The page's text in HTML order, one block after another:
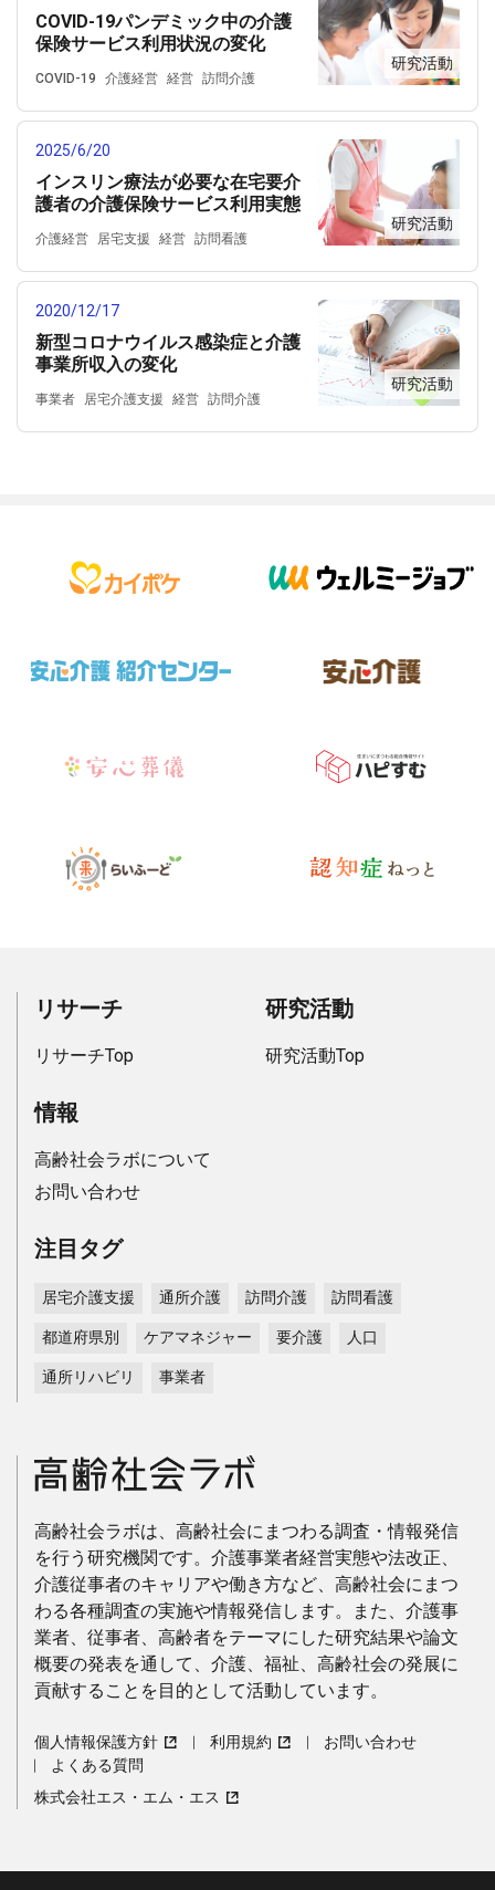
研究活動
COVID-19 介護経営 経営 訪問介護
COVID-19パンデミック中の介護
保険サービス利用状況の変化
研究活動
2025/6/20
介護経営 居宅支援 経営 訪問看護
インスリン療法が必要な在宅要介
護者の介護保険サービス利用実態
研究活動
2020/12/17
事業者 居宅介護支援 経営 訪問介護
新型コロナウイルス感染症と介護
事業所収入の変化
高齢社会ラボは、高齢社会にまつわる調査・情報発信
を行う研究機関です。介護事業者経営実態や法改正、
介護従事者のキャリアや働き方など、高齢社会にまつ
わる各種調査の実施や情報発信します。また、介護事
業者、従事者、高齢者をテーマにした研究結果や論文
概要の発表を通して、介護、福祉、高齢社会の発展に
貢献することを目的として活動しています。
個人情報保護方針 利用規約
お問い合わせ
よくある質問
株式会社エス・エム・エス
リサーチ
リサーチTop
研究活動
研究活動Top
情報
高齢社会ラボについて
お問い合わせ
注目タグ
居宅介護支援 通所介護 訪問介護 訪問看護
都道府県別 ケアマネジャー 要介護 人口
通所リハビリ 事業者